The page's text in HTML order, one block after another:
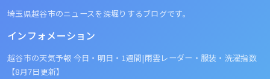
埼玉県越谷市のニュースを深堀りするブログです。
インフォメーション
越谷市の天気予報 今日・明日・1週間|雨雲レーダー・服装・洗濯指数
【8月7日更新】